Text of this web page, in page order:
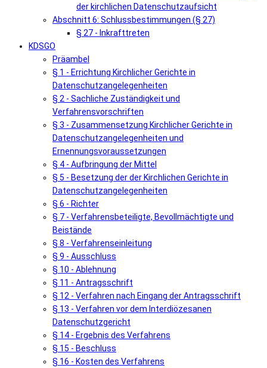
der kirchlichen Datenschutzaufsicht
Abschnitt 6: Schlussbestimmungen (§ 27)
§ 27 - Inkrafttreten
KDSGO
Präambel
§ 1 - Errichtung Kirchlicher Gerichte in
Datenschutzangelegenheiten
§ 2 - Sachliche Zuständigkeit und
Verfahrensvorschriften
§ 3 - Zusammensetzung Kirchlicher Gerichte in
Datenschutzangelegenheiten und
Ernennungsvoraussetzungen
§ 4 - Aufbringung der Mittel
§ 5 - Besetzung der der Kirchlichen Gerichte in
Datenschutzangelegenheiten
§ 6 - Richter
§ 7 - Verfahrensbeteiligte, Bevollmächtigte und
Beistände
§ 8 - Verfahrenseinleitung
§ 9 - Ausschluss
§ 10 - Ablehnung
§ 11 - Antragsschrift
§ 12 - Verfahren nach Eingang der Antragsschrift
§ 13 - Verfahren vor dem Interdiözesanen
Datenschutzgericht
§ 14 - Ergebnis des Verfahrens
§ 15 - Beschluss
§ 16 - Kosten des Verfahrens